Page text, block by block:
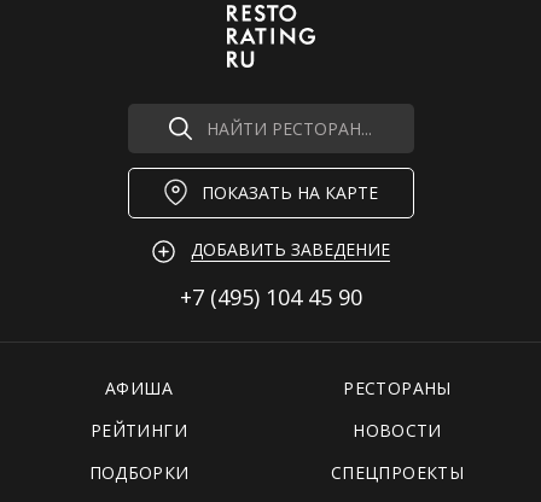
НАЙТИ РЕСТОРАН...
ПОКАЗАТЬ НА КАРТЕ
ДОБАВИТЬ ЗАВЕДЕНИЕ
+7 (495) 104 45 90
АФИША
РЕСТОРАНЫ
РЕЙТИНГИ
НОВОСТИ
ПОДБОРКИ
СПЕЦПРОЕКТЫ